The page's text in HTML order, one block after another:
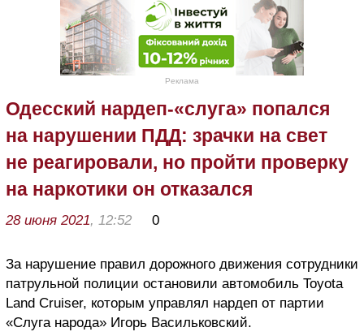
Реклама
Одесский нардеп-«слуга» попался
на нарушении ПДД: зрачки на свет
не реагировали, но пройти проверку
на наркотики он отказался
28 июня 2021, 12:52 0
За нарушение правил дорожного движения сотрудники
патрульной полиции остановили автомобиль Toyota
Land Cruiser, которым управлял нардеп от партии
«Слуга народа» Игорь Васильковский.